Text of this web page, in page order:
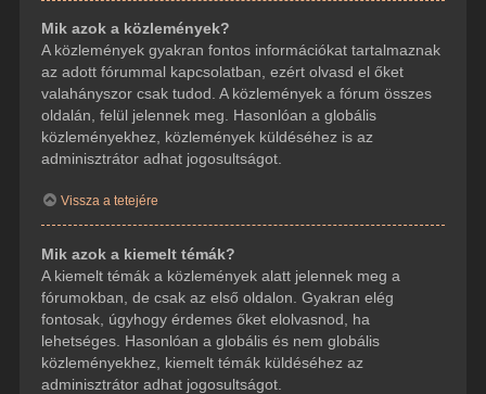
Mik azok a közlemények?
A közlemények gyakran fontos információkat tartalmaznak
az adott fórummal kapcsolatban, ezért olvasd el őket
valahányszor csak tudod. A közlemények a fórum összes
oldalán, felül jelennek meg. Hasonlóan a globális
közleményekhez, közlemények küldéséhez is az
adminisztrátor adhat jogosultságot.
Vissza a tetejére
Mik azok a kiemelt témák?
A kiemelt témák a közlemények alatt jelennek meg a
fórumokban, de csak az első oldalon. Gyakran elég
fontosak, úgyhogy érdemes őket elolvasnod, ha
lehetséges. Hasonlóan a globális és nem globális
közleményekhez, kiemelt témák küldéséhez az
adminisztrátor adhat jogosultságot.